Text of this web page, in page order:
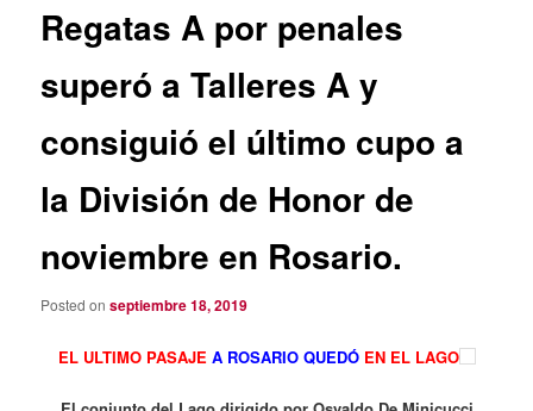
Regatas A por penales
superó a Talleres A y
consiguió el último cupo a
la División de Honor de
noviembre en Rosario.
Posted onseptiembre 18, 2019
EL ULTIMO PASAJEA ROSARIO QUEDÓ EN EL LAGO